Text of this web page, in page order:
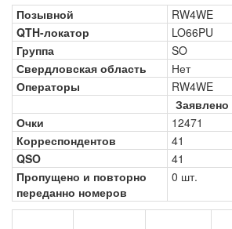
Позывной
RW4WE
QTH-локатор
LO66PU
Группа
SO
Свердловская область
Нет
Операторы
RW4WE
Заявлено
Очки
12471
Корреспондентов
41
QSO
41
Пропущено и повторно
переданно номеров
0 шт.